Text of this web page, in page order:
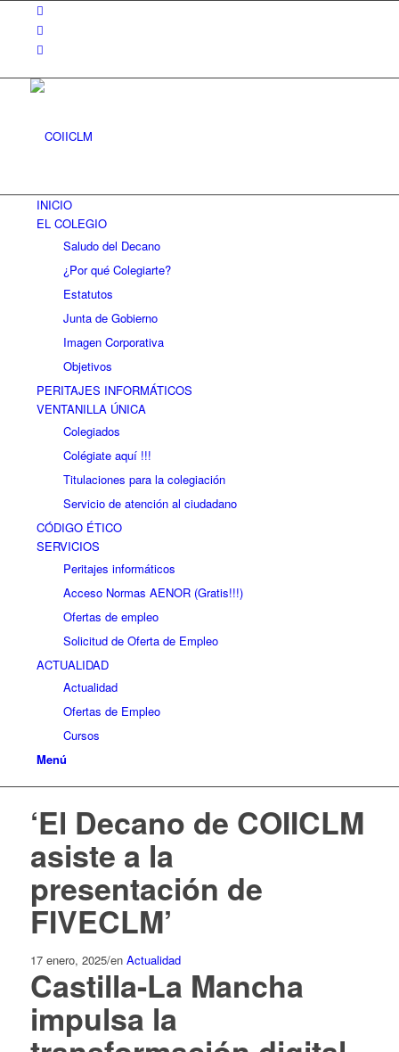
INICIO
EL COLEGIO
Saludo del Decano
¿Por qué Colegiarte?
Estatutos
Junta de Gobierno
Imagen Corporativa
Objetivos
PERITAJES INFORMÁTICOS
VENTANILLA ÚNICA
Colegiados
Colégiate aquí !!!
Titulaciones para la colegiación
Servicio de atención al ciudadano
CÓDIGO ÉTICO
SERVICIOS
Peritajes informáticos
Acceso Normas AENOR (Gratis!!!)
Ofertas de empleo
Solicitud de Oferta de Empleo
ACTUALIDAD
Actualidad
Ofertas de Empleo
Cursos
Menú
‘El Decano de COIICLM
asiste a la
presentación de
FIVECLM’
17 enero, 2025/en Actualidad
Castilla-La Mancha
impulsa la